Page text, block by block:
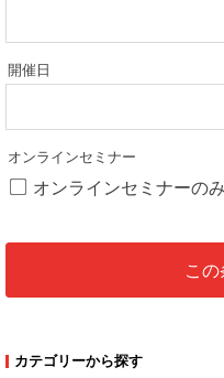
開催日
オンラインセミナー
オンラインセミナーの
カテゴリーから探す